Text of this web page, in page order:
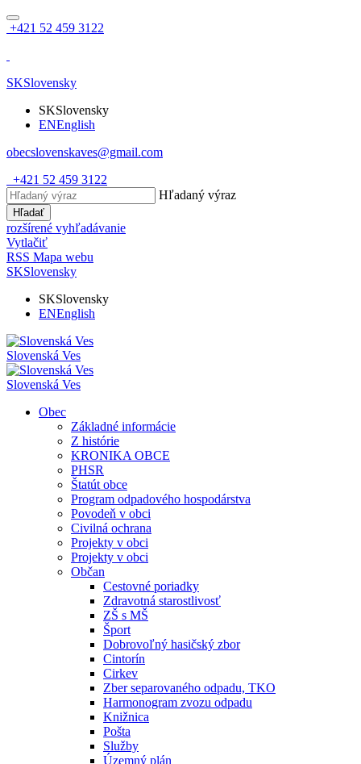
+421 52 459 3122
SKSlovensky
SKSlovensky
ENEnglish
obecslovenskaves@gmail.com
+421 52 459 3122
Hľadaný výraz
Hľadať
rozšírené vyhľadávanie
Vytlačiť
RSS Mapa webu
SKSlovensky
SKSlovensky
ENEnglish
Slovenská Ves
Slovenská Ves
Obec
Základné informácie
Z histórie
KRONIKA OBCE
PHSR
Štatút obce
Program odpadového hospodárstva
Povodeň v obci
Civilná ochrana
Projekty v obci
Projekty v obci
Občan
Cestovné poriadky
Zdravotná starostlivosť
ZŠ s MŠ
Šport
Dobrovoľný hasičský zbor
Cintorín
Cirkev
Zber separovaného odpadu, TKO
Harmonogram zvozu odpadu
Knižnica
Pošta
Služby
Územný plán